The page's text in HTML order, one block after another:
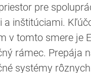
pre
a inštitúciami.
v tomto smere je
rámec. Prepája
systémy